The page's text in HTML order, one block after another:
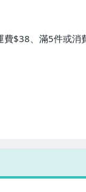
費$38、滿5件或
】、萊爾富取貨付
配/貨運【單件運
！